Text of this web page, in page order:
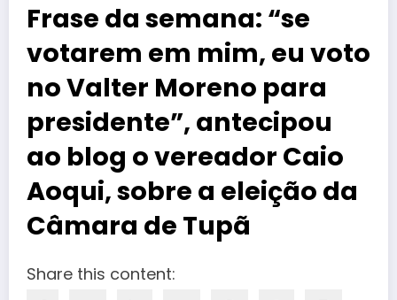
Frase da semana: “se
votarem em mim, eu voto
no Valter Moreno para
presidente”, antecipou
ao blog o vereador Caio
Aoqui, sobre a eleição da
Câmara de Tupã
Share this content: